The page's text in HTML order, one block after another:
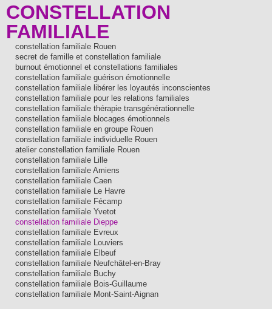
CONSTELLATION
FAMILIALE
constellation familiale Rouen
secret de famille et constellation familiale
burnout émotionnel et constellations familiales
constellation familiale guérison émotionnelle
constellation familiale libérer les loyautés inconscientes
constellation familiale pour les relations familiales
constellation familiale thérapie transgénérationnelle
constellation familiale blocages émotionnels
constellation familiale en groupe Rouen
constellation familiale individuelle Rouen
atelier constellation familiale Rouen
constellation familiale Lille
constellation familiale Amiens
constellation familiale Caen
constellation familiale Le Havre
constellation familiale Fécamp
constellation familiale Yvetot
constellation familiale Dieppe
constellation familiale Evreux
constellation familiale Louviers
constellation familiale Elbeuf
constellation familiale Neufchâtel-en-Bray
constellation familiale Buchy
constellation familiale Bois-Guillaume
constellation familiale Mont-Saint-Aignan